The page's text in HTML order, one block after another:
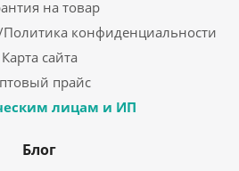
на товар
конфиденциальности
Карта сайта
прайс
лицам и ИП
Блог